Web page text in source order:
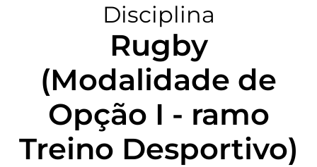
Disciplina
Rugby
(Modalidade de
Opção I - ramo
Treino Desportivo)